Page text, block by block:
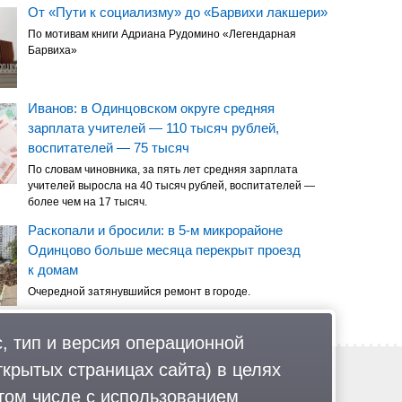
От «Пути к социализму» до «Барвихи лакшери»
По мотивам книги Адриана Рудомино «Легендарная
Барвиха»
Иванов: в Одинцовском округе средняя
зарплата учителей — 110 тысяч рублей,
воспитателей — 75 тысяч
По словам чиновника, за пять лет средняя зарплата
учителей выросла на 40 тысяч рублей, воспитателей —
более чем на 17 тысяч.
Раскопали и бросили: в 5-м микрорайоне
Одинцово больше месяца перекрыт проезд
к домам
Очередной затянувшийся ремонт в городе.
Обратная связь
Политика обработки персональных данных
тип и версия операционной
страницах сайта) в целях
числе с использованием